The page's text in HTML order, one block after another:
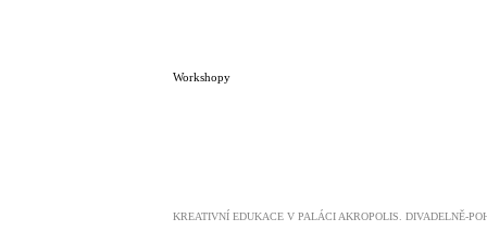
Workshopy
KREATIVNÍ EDUKACE V PALÁCI AKROPOLIS. DIVADELNĚ-